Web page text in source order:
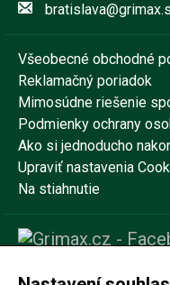
Všeobecné obchodné
Reklamačný poriadok
Mimosúdne riešenie
Podmienky ochrany
Ako si jednoducho
Upraviť nastavenia
Na stiahnutie